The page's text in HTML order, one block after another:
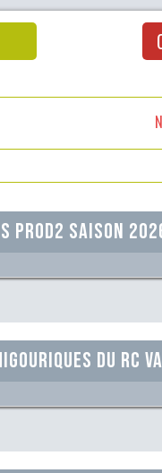
PROD2 SAISON
du RC